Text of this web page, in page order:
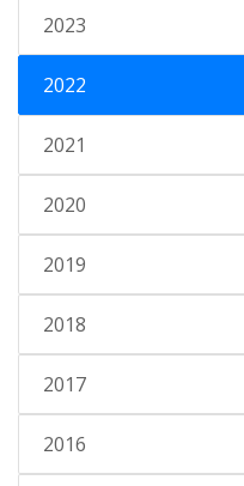
2023
2022
2021
2020
2019
2018
2017
2016